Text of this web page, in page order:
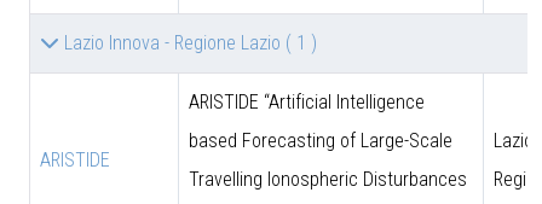
Lazio Innova - Regione Lazio ( 1 )
ARISTIDE
ARISTIDE “Artificial Intelligence
based Forecasting of Large-Scale
Travelling Ionospheric Disturbances
Lazio